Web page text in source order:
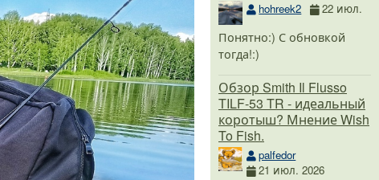
hohreek2 22 июл.
Понятно:) С обновкой
тогда!:)
Обзор Smith Il Flusso
TILF-53 TR - идеальный
коротыш? Мнение Wish
To Fish.
palfedor
21 июл. 2026